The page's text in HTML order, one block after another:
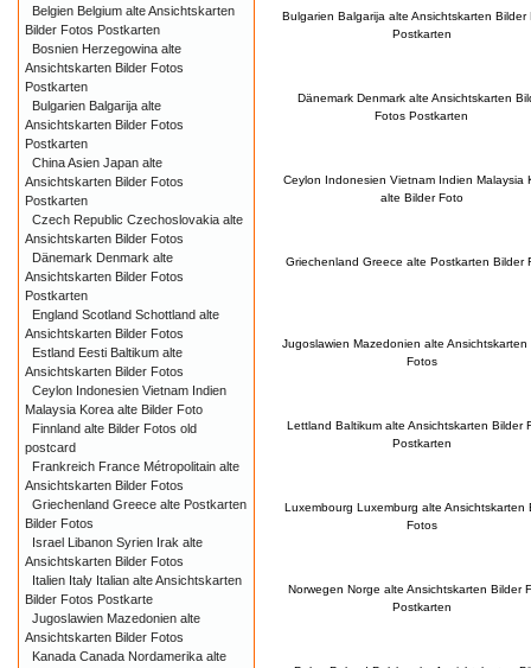
Bulgarien Balgarija alte Ansichtskarten Bilder
Postkarten
Dänemark Denmark alte Ansichtskarten
Fotos Postkarten
Ceylon Indonesien Vietnam Indien Malaysia
alte Bilder Foto
Griechenland Greece alte Postkarten Bilder
Jugoslawien Mazedonien alte Ansichtskarten
Fotos
Lettland Baltikum alte Ansichtskarten Bilder
Postkarten
Luxembourg Luxemburg alte Ansichtskarten
Fotos
Norwegen Norge alte Ansichtskarten Bilder
Postkarten
Belgien Belgium alte Ansichtskarten
Bilder Fotos Postkarten
Bosnien Herzegowina alte
Ansichtskarten Bilder Fotos
Postkarten
Bulgarien Balgarija alte
Ansichtskarten Bilder Fotos
Postkarten
China Asien Japan alte
Ansichtskarten Bilder Fotos
Postkarten
Czech Republic Czechoslovakia alte
Ansichtskarten Bilder Fotos
Dänemark Denmark alte
Ansichtskarten Bilder Fotos
Postkarten
England Scotland Schottland alte
Ansichtskarten Bilder Fotos
Estland Eesti Baltikum alte
Ansichtskarten Bilder Fotos
Ceylon Indonesien Vietnam Indien
Malaysia Korea alte Bilder Foto
Finnland alte Bilder Fotos old
postcard
Frankreich France Métropolitain alte
Ansichtskarten Bilder Fotos
Griechenland Greece alte Postkarten
Bilder Fotos
Israel Libanon Syrien Irak alte
Ansichtskarten Bilder Fotos
Italien Italy Italian alte Ansichtskarten
Bilder Fotos Postkarte
Jugoslawien Mazedonien alte
Ansichtskarten Bilder Fotos
Kanada Canada Nordamerika alte